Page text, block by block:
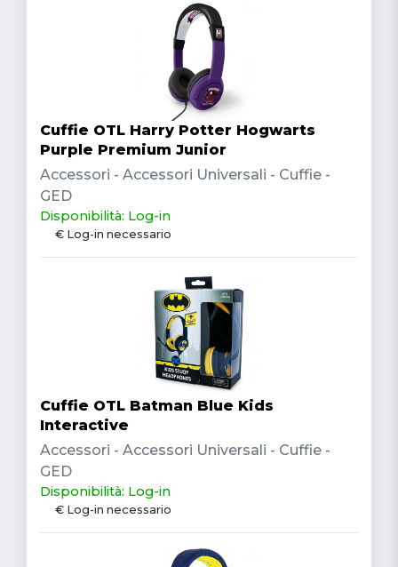
Cuffie OTL Harry Potter Hogwarts
Purple Premium Junior
Accessori - Accessori Universali - Cuffie -
GED
Disponibilità: Log-in
€ Log-in necessario
Cuffie OTL Batman Blue Kids
Interactive
Accessori - Accessori Universali - Cuffie -
GED
Disponibilità: Log-in
€ Log-in necessario